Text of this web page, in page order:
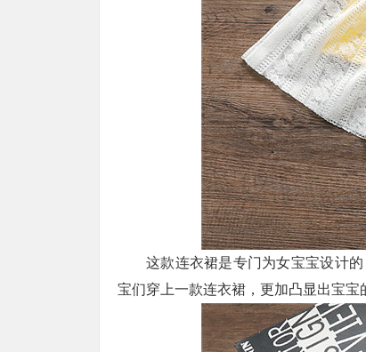
这款连衣裙是专门为女宝宝设计
宝们穿上一款连衣裙，更加凸显出宝宝